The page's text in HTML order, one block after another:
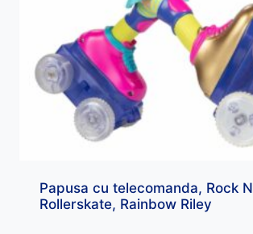
Papusa cu telecomanda, Rock N
Rollerskate, Rainbow Riley